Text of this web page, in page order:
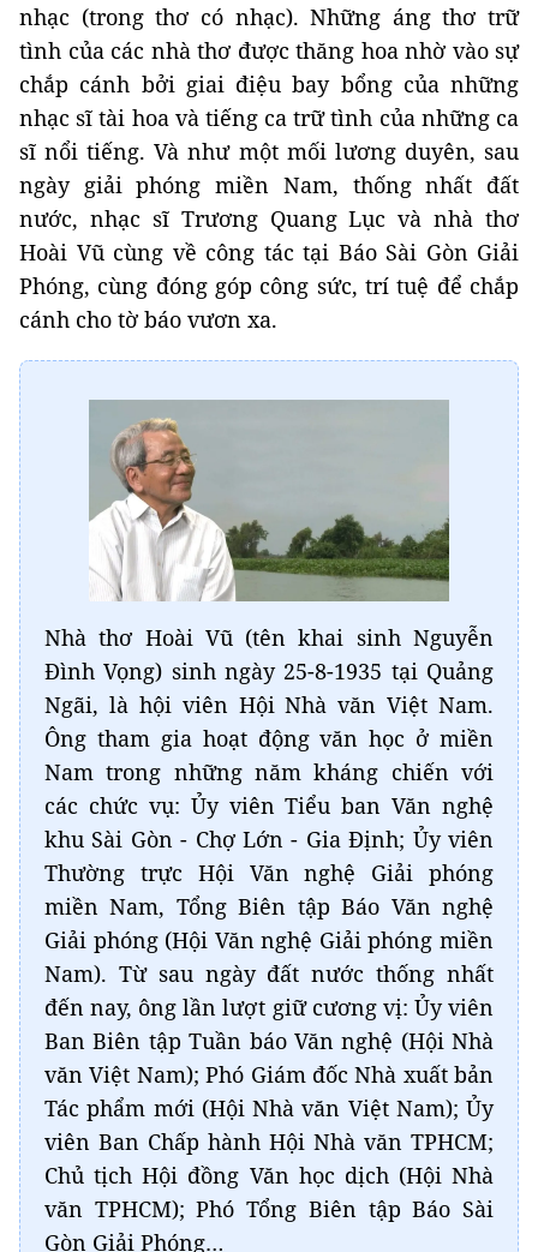
nhạc (trong thơ có nhạc). Những áng thơ trữ
tình của các nhà thơ được thăng hoa nhờ vào sự
chắp cánh bởi giai điệu bay bổng của những
nhạc sĩ tài hoa và tiếng ca trữ tình của những ca
sĩ nổi tiếng. Và như một mối lương duyên, sau
ngày giải phóng miền Nam, thống nhất đất
nước, nhạc sĩ Trương Quang Lục và nhà thơ
Hoài Vũ cùng về công tác tại Báo Sài Gòn Giải
Phóng, cùng đóng góp công sức, trí tuệ để chắp
cánh cho tờ báo vươn xa.
Nhà thơ Hoài Vũ (tên khai sinh Nguyễn
Đình Vọng) sinh ngày 25-8-1935 tại Quảng
Ngãi, là hội viên Hội Nhà văn Việt Nam.
Ông tham gia hoạt động văn học ở miền
Nam trong những năm kháng chiến với
các chức vụ: Ủy viên Tiểu ban Văn nghệ
khu Sài Gòn - Chợ Lớn - Gia Định; Ủy viên
Thường trực Hội Văn nghệ Giải phóng
miền Nam, Tổng Biên tập Báo Văn nghệ
Giải phóng (Hội Văn nghệ Giải phóng miền
Nam). Từ sau ngày đất nước thống nhất
đến nay, ông lần lượt giữ cương vị: Ủy viên
Ban Biên tập Tuần báo Văn nghệ (Hội Nhà
văn Việt Nam); Phó Giám đốc Nhà xuất bản
Tác phẩm mới (Hội Nhà văn Việt Nam); Ủy
viên Ban Chấp hành Hội Nhà văn TPHCM;
Chủ tịch Hội đồng Văn học dịch (Hội Nhà
văn TPHCM); Phó Tổng Biên tập Báo Sài
Gòn Giải Phóng…